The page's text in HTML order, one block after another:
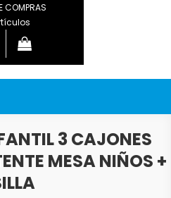
COMPRAS
3 CAJONES
MESA NIÑOS +